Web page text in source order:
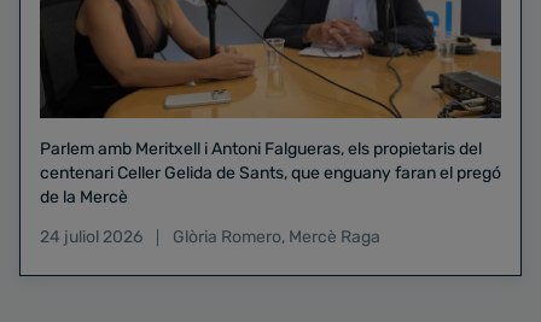
Parlem amb Meritxell i Antoni Falgueras, els propietaris del
centenari Celler Gelida de Sants, que enguany faran el pregó
de la Mercè
24 juliol 2026
Glòria Romero, Mercè Raga